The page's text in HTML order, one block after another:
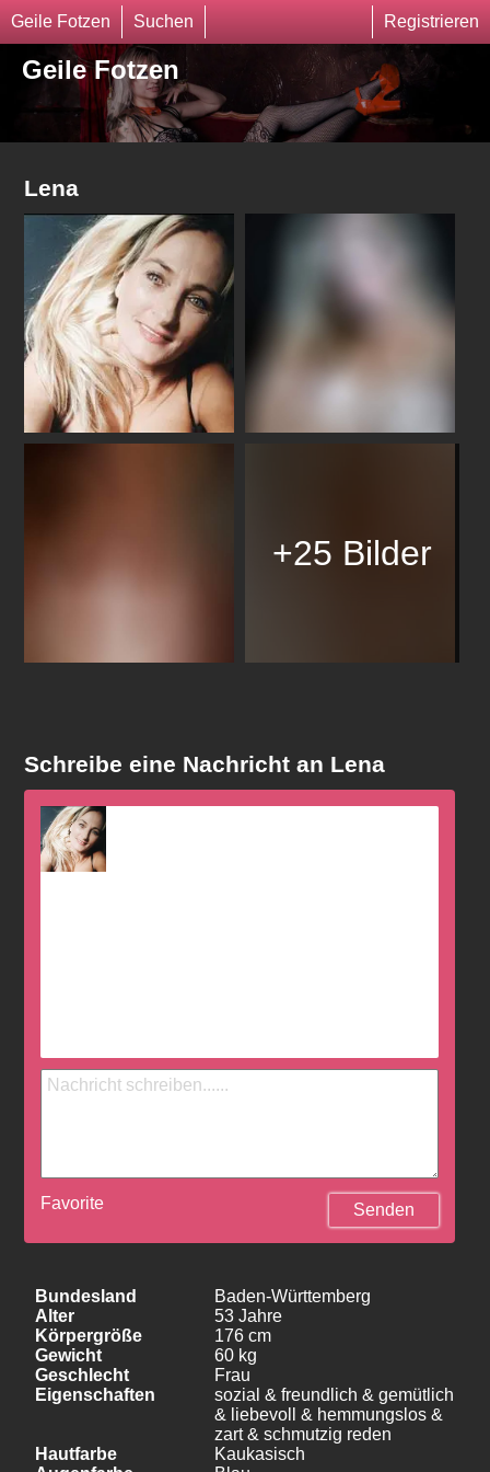
Geile Fotzen Suchen Registrieren
Geile Fotzen
Lena
+25 Bilder
Schreibe eine Nachricht an Lena
Favorite Senden
Bundesland
Baden-Württemberg
Alter
53 Jahre
Körpergröße
176 cm
Gewicht
60 kg
Geschlecht
Frau
Eigenschaften
sozial & freundlich & gemütlich
& liebevoll & hemmungslos &
zart & schmutzig reden
Hautfarbe
Kaukasisch